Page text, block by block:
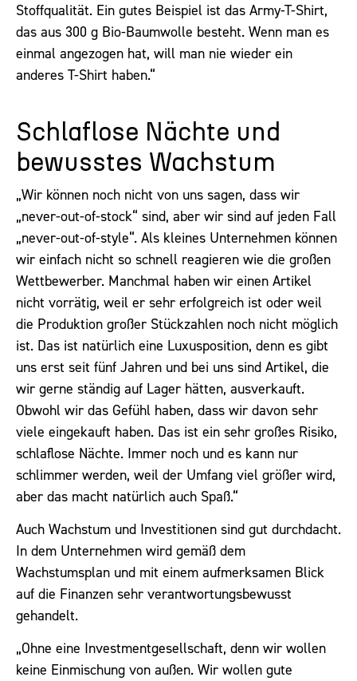
Stoffqualität. Ein gutes Beispiel ist das Army-T-Shirt,
das aus 300 g Bio-Baumwolle besteht. Wenn man es
einmal angezogen hat, will man nie wieder ein
anderes T-Shirt haben.“
Schlaflose Nächte und
bewusstes Wachstum
„Wir können noch nicht von uns sagen, dass wir
„never-out-of-stock“ sind, aber wir sind auf jeden Fall
„never-out-of-style“. Als kleines Unternehmen können
wir einfach nicht so schnell reagieren wie die großen
Wettbewerber. Manchmal haben wir einen Artikel
nicht vorrätig, weil er sehr erfolgreich ist oder weil
die Produktion großer Stückzahlen noch nicht möglich
ist. Das ist natürlich eine Luxusposition, denn es gibt
uns erst seit fünf Jahren und bei uns sind Artikel, die
wir gerne ständig auf Lager hätten, ausverkauft.
Obwohl wir das Gefühl haben, dass wir davon sehr
viele eingekauft haben. Das ist ein sehr großes Risiko,
schlaflose Nächte. Immer noch und es kann nur
schlimmer werden, weil der Umfang viel größer wird,
aber das macht natürlich auch Spaß.“
Auch Wachstum und Investitionen sind gut durchdacht.
In dem Unternehmen wird gemäß dem
Wachstumsplan und mit einem aufmerksamen Blick
auf die Finanzen sehr verantwortungsbewusst
gehandelt.
„Ohne eine Investmentgesellschaft, denn wir wollen
keine Einmischung von außen. Wir wollen gute